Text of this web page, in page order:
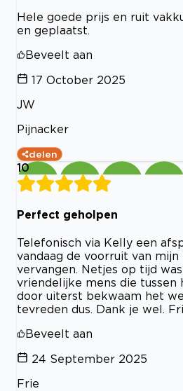
Hele goede prijs en ruit
en geplaatst.
Beveelt aan
17 October 2025
JW
Pijnacker
delen
10
Perfect geholpen
Telefonisch via Kelly een
vandaag de voorruit van
vervangen. Netjes op tijd was
vriendelijke mens die
door uiterst bekwaam het
tevreden dus. Dank je wel.
Beveelt aan
24 September 2025
Frie